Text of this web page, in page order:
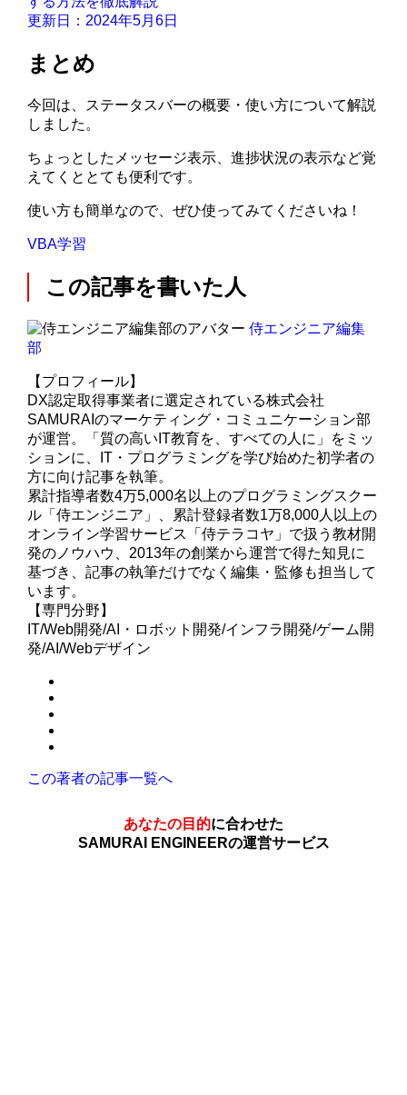
更新日：2024年5月6日
まとめ
今回は、ステータスバーの概要・使い方について解説
しました。
ちょっとしたメッセージ表示、進捗状況の表示など覚
えてくととても便利です。
使い方も簡単なので、ぜひ使ってみてくださいね！
VBA学習
この記事を書いた人
侍エンジニア編集
部
【プロフィール】
DX認定取得事業者に選定されている株式会社
SAMURAIのマーケティング・コミュニケーション部
が運営。「質の高いIT教育を、すべての人に」をミッ
ションに、IT・プログラミングを学び始めた初学者の
方に向け記事を執筆。
累計指導者数4万5,000名以上のプログラミングスクー
ル「侍エンジニア」、累計登録者数1万8,000人以上の
オンライン学習サービス「侍テラコヤ」で扱う教材開
発のノウハウ、2013年の創業から運営で得た知見に
基づき、記事の執筆だけでなく編集・監修も担当して
います。
【専門分野】
IT/Web開発/AI・ロボット開発/インフラ開発/ゲーム開
発/AI/Webデザイン
この著者の記事一覧へ
あなたの目的に合わせた
SAMURAI ENGINEERの運営サービス